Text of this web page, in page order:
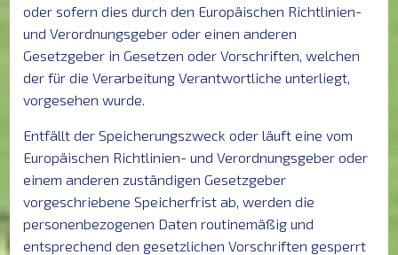
oder sofern dies durch den Europäischen Richtlinien-
und Verordnungsgeber oder einen anderen
Gesetzgeber in Gesetzen oder Vorschriften, welchen
der für die Verarbeitung Verantwortliche unterliegt,
vorgesehen wurde.
Entfällt der Speicherungszweck oder läuft eine vom
Europäischen Richtlinien- und Verordnungsgeber oder
einem anderen zuständigen Gesetzgeber
vorgeschriebene Speicherfrist ab, werden die
personenbezogenen Daten routinemäßig und
entsprechend den gesetzlichen Vorschriften gesperrt